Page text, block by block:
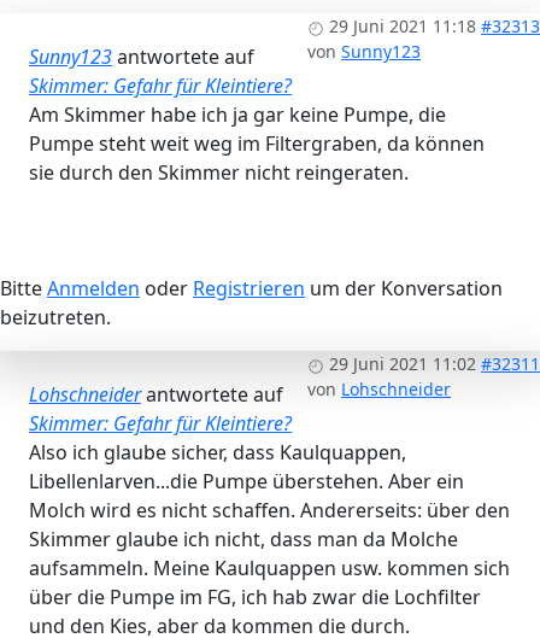
29 Juni 2021 11:18 #32313
von Sunny123
Sunny123antwortete auf
Skimmer: Gefahr für Kleintiere?
Am Skimmer habe ich ja gar keine Pumpe, die
Pumpe steht weit weg im Filtergraben, da können
sie durch den Skimmer nicht reingeraten.
BitteAnmelden oder Registrieren um der Konversation
beizutreten.
29 Juni 2021 11:02 #32311
von Lohschneider
Lohschneiderantwortete auf
Skimmer: Gefahr für Kleintiere?
Also ich glaube sicher, dass Kaulquappen,
Libellenlarven...die Pumpe überstehen. Aber ein
Molch wird es nicht schaffen. Andererseits: über den
Skimmer glaube ich nicht, dass man da Molche
aufsammeln. Meine Kaulquappen usw. kommen sich
über die Pumpe im FG, ich hab zwar die Lochfilter
und den Kies, aber da kommen die durch.